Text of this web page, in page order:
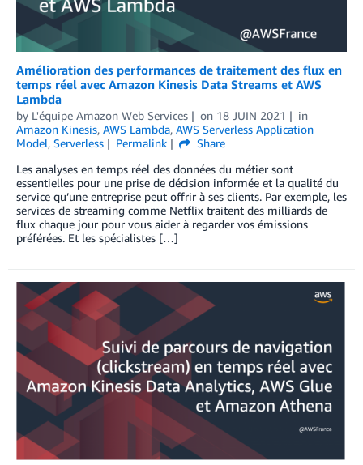
Amélioration des performances de traitement des flux en
temps réel avec Amazon Kinesis Data Streams et AWS
Lambda
by L'équipe Amazon Web Services on 18 JUIN 2021
in
Amazon Kinesis, AWS Lambda, AWS Serverless Application
Model, Serverless Permalink
Share
Les analyses en temps réel des données du métier sont
essentielles pour une prise de décision informée et la qualité du
service qu’une entreprise peut offrir à ses clients. Par exemple, les
services de streaming comme Netflix traitent des milliards de
flux chaque jour pour vous aider à regarder vos émissions
préférées. Et les spécialistes […]